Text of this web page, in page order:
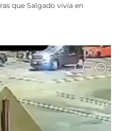
que Salgado vivía en